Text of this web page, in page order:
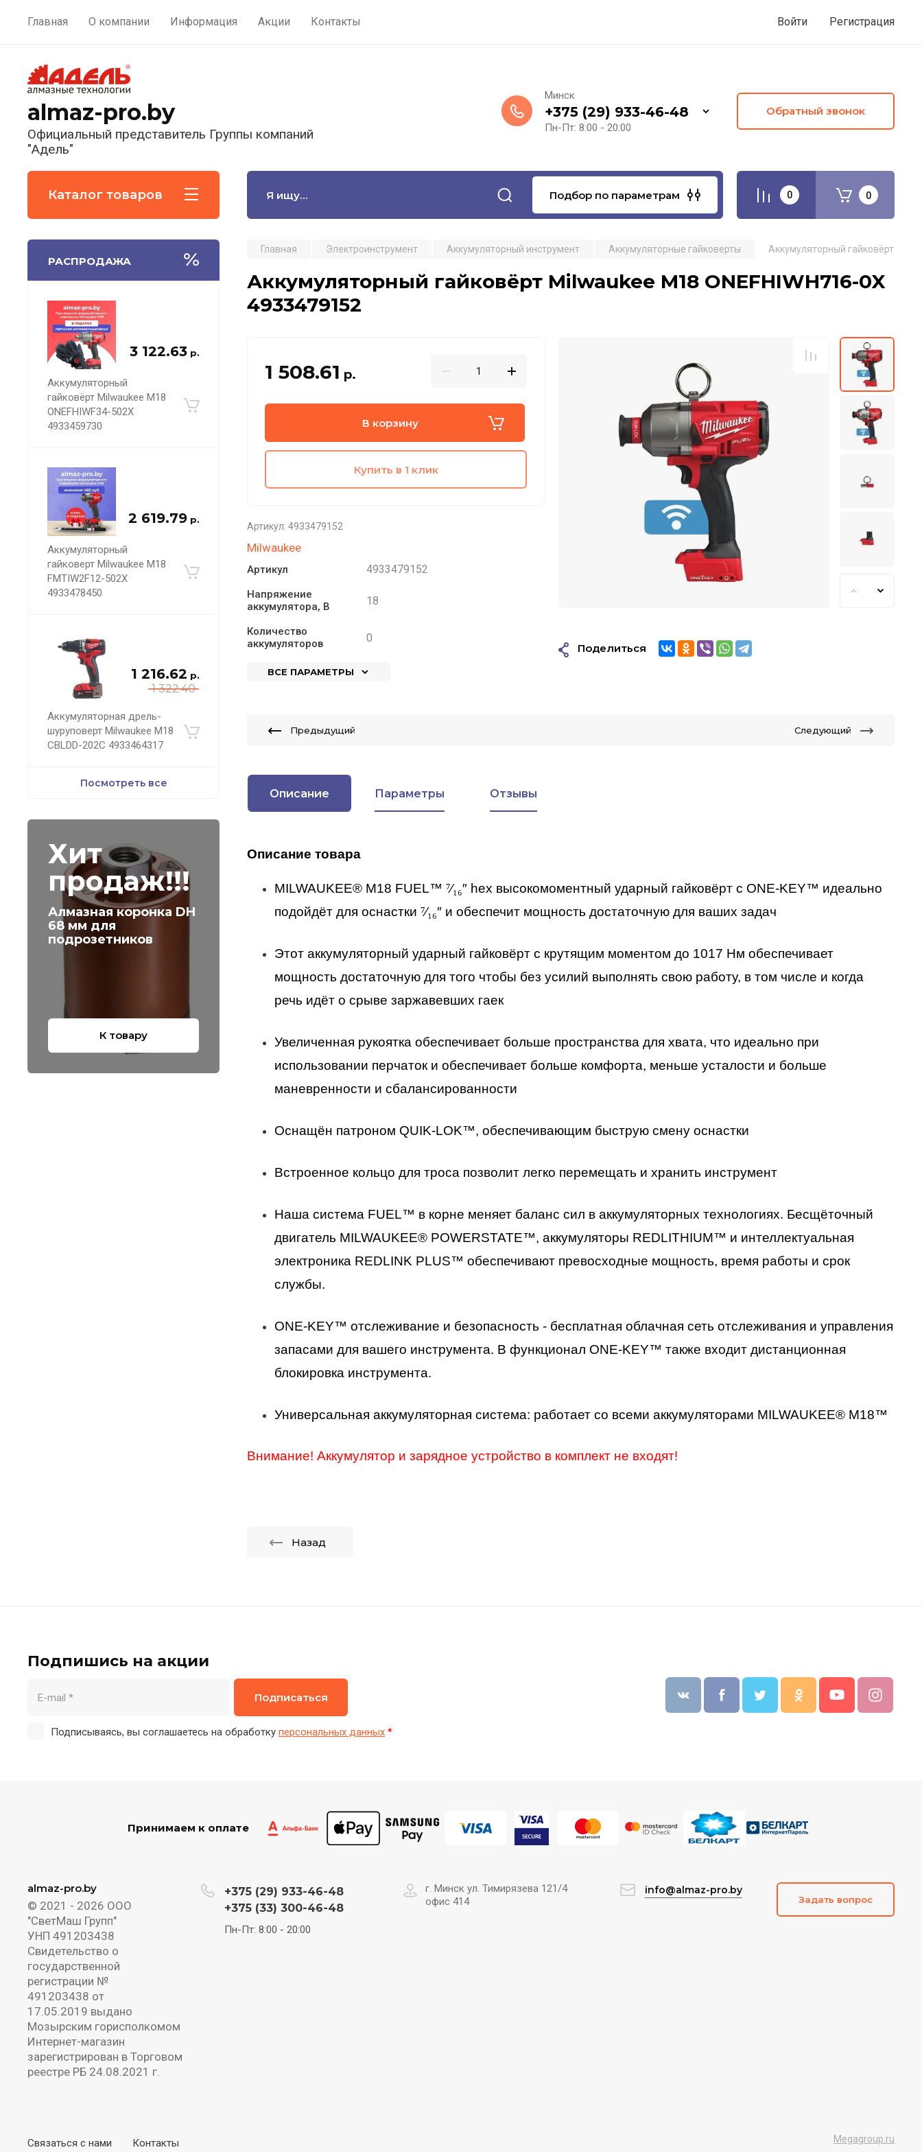
Главная О компании Информация Акции Контакты Войти Регистрация
almaz-pro.by
Официальный представитель Группы компаний
"Адель"
Минск
+375 (29) 933-46-48
Пн-Пт: 8:00 - 20:00
Обратный звонок
Каталог товаров Подбор по параметрам 0 0
РАСПРОДАЖА
3 122.63 р.
Аккумуляторный
гайковёрт Milwaukee M18
ONEFHIWF34-502X
4933459730
2 619.79 р.
Аккумуляторный
гайковерт Milwaukee M18
FMTIW2F12-502X
4933478450
1 322.40
1 216.62 р.
Аккумуляторная дрель-
шуруповерт Milwaukee M18
CBLDD-202C 4933464317
Посмотреть все
Хит
продаж!!!
Алмазная коронка DH
68 мм для
подрозетников
К товару
Главная Электроинструмент Аккумуляторный инструмент Аккумуляторные гайковерты Аккумуляторный гайковёрт
Аккумуляторный гайковёрт Milwaukee M18 ONEFHIWH716-0X
4933479152
1 508.61 р.
В корзину
Купить в 1 клик
Артикул: 4933479152
Milwaukee
Артикул 4933479152
Напряжение
аккумулятора, В
18
Количество
аккумуляторов
0
ВСЕ ПАРАМЕТРЫ
Поделиться
Предыдущий Следующий
Описание Параметры Отзывы
Описание товара
MILWAUKEE® M18 FUEL™ ⁷⁄₁₆″ hex высокомоментный ударный гайковёрт с ONE-KEY™ идеально
подойдёт для оснастки ⁷⁄₁₆″ и обеспечит мощность достаточную для ваших задач
Этот аккумуляторный ударный гайковёрт с крутящим моментом до 1017 Нм обеспечивает
мощность достаточную для того чтобы без усилий выполнять свою работу, в том числе и когда
речь идёт о срыве заржавевших гаек
Увеличенная рукоятка обеспечивает больше пространства для хвата, что идеально при
использовании перчаток и обеспечивает больше комфорта, меньше усталости и больше
маневренности и сбалансированности
Оснащён патроном QUIK-LOK™, обеспечивающим быструю смену оснастки
Встроенное кольцо для троса позволит легко перемещать и хранить инструмент
Наша система FUEL™ в корне меняет баланс сил в аккумуляторных технологиях. Бесщёточный
двигатель MILWAUKEE® POWERSTATE™, аккумуляторы REDLITHIUM™ и интеллектуальная
электроника REDLINK PLUS™ обеспечивают превосходные мощность, время работы и срок
службы.
ONE-KEY™ отслеживание и безопасность - бесплатная облачная сеть отслеживания и управления
запасами для вашего инструмента. В функционал ONE-KEY™ также входит дистанционная
блокировка инструмента.
Универсальная аккумуляторная система: работает со всеми аккумуляторами MILWAUKEE® M18™
Внимание! Аккумулятор и зарядное устройство в комплект не входят!
Назад
Подпишись на акции
Подписываясь, вы соглашаетесь на обработку персональных данных *
Подписаться
Принимаем к оплате
almaz-pro.by
© 2021 - 2026 ООО
"СветМаш Групп"
УНП 491203438
Свидетельство о
государственной
регистрации №
491203438 от
17.05.2019 выдано
Мозырским горисполкомом
Интернет-магазин
зарегистрирован в Торговом
реестре РБ 24.08.2021 г.
+375 (29) 933-46-48
+375 (33) 300-46-48
Пн-Пт: 8:00 - 20:00
г. Минск ул. Тимирязева 121/4
офис 414
info@almaz-pro.by
Задать вопрос
Связаться с нами Контакты Megagroup.ru